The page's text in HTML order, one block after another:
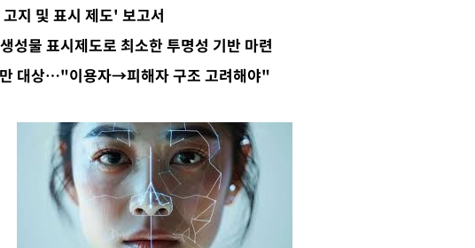
유 서울대 공대 교수…이병태
…80명 식사 대접까지(종합)
개 줄어…실업률은 4.1%로
북쪽 인바운드·남쪽 아웃바
대경보, 폭염경보로 하향
성 관할 4개 면 특별재난지역
시 낮은 계급 임용…희망지 못
·강원 많은 비[내일날씨]
지 및 표시 제도' 보고서
성물 표시제도로 최소한 투명성 기반 마련
대상…"이용자→피해자 구조 고려해야"